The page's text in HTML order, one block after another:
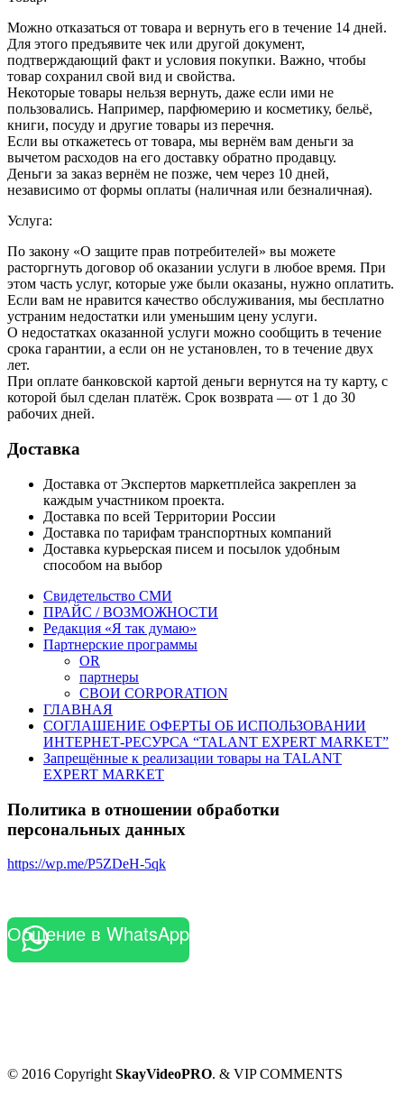
Можно отказаться от товара и вернуть его в течение 14 дней.
Для этого предъявите чек или другой документ,
подтверждающий факт и условия покупки. Важно, чтобы
товар сохранил свой вид и свойства.
Некоторые товары нельзя вернуть, даже если ими не
пользовались. Например, парфюмерию и косметику, бельё,
книги, посуду и другие товары из перечня.
Если вы откажетесь от товара, мы вернём вам деньги за
вычетом расходов на его доставку обратно продавцу.
Деньги за заказ вернём не позже, чем через 10 дней,
независимо от формы оплаты (наличная или безналичная).
Услуга:
По закону «О защите прав потребителей» вы можете
расторгнуть договор об оказании услуги в любое время. При
этом часть услуг, которые уже были оказаны, нужно оплатить.
Если вам не нравится качество обслуживания, мы бесплатно
устраним недостатки или уменьшим цену услуги.
О недостатках оказанной услуги можно сообщить в течение
срока гарантии, а если он не установлен, то в течение двух
лет.
При оплате банковской картой деньги вернутся на ту карту, с
которой был сделан платёж. Срок возврата — от 1 до 30
рабочих дней.
Доставка
Доставка от Экспертов маркетплейса закреплен за
каждым участником проекта.
Доставка по всей Территории России
Доставка по тарифам транспортных компаний
Доставка курьерская писем и посылок удобным
способом на выбор
Свидетельство СМИ
ПРАЙС / ВОЗМОЖНОСТИ
Редакция «Я так думаю»
Партнерские программы
OR
партнеры
СВОИ CORPORATION
ГЛАВНАЯ
СОГЛАШЕНИЕ ОФЕРТЫ ОБ ИСПОЛЬЗОВАНИИ
ИНТЕРНЕТ-РЕСУРСА “TALANT EXPERT MARKET”
Запрещённые к реализации товары на TALANT
EXPERT MARKET
Политика в отношении обработки
персональных данных
https://wp.me/P5ZDeH-5qk
Общение в WhatsApp
© 2016 Copyright SkayVideoPRO. & VIP COMMENTS